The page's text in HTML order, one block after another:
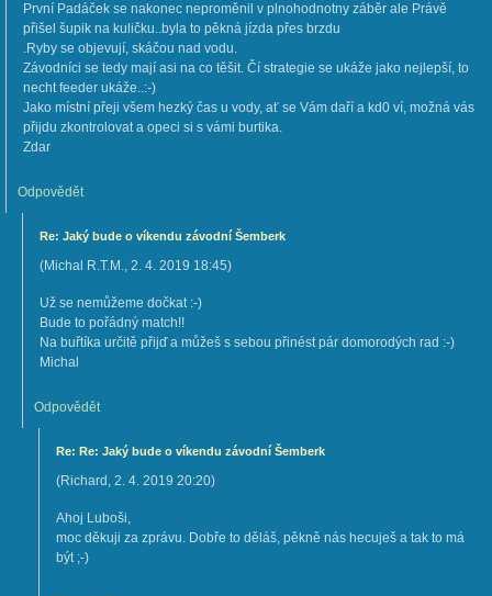
První Padáček se nakonec neproměnil v plnohodnotny záběr ale Právě
přišel šupik na kuličku..byla to pěkná jízda přes brzdu
.Ryby se objevují, skáčou nad vodu.
Závodníci se tedy mají asi na co těšit. Čí strategie se ukáže jako nejlepší, to
necht feeder ukáže..:-)
Jako místní přeji všem hezký čas u vody, ať se Vám daří a kd0 ví, možná vás
přijdu zkontrolovat a opeci si s vámi burtika.
Zdar
Odpovědět
Re: Jaký bude o víkendu závodní Šemberk
(Michal R.T.M., 2. 4. 2019 18:45)
Už se nemůžeme dočkat :-)
Bude to pořádný match!!
Na buřtíka určitě přijď a můžeš s sebou přinést pár domorodých rad :-)
Michal
Odpovědět
Re: Re: Jaký bude o víkendu závodní Šemberk
(Richard , 2. 4. 2019 20:20)
Ahoj Luboši,
moc děkuji za zprávu. Dobře to děláš, pěkně nás hecuješ a tak to má
být ;-)